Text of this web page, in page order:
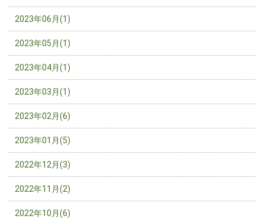
2023年06月(1)
2023年05月(1)
2023年04月(1)
2023年03月(1)
2023年02月(6)
2023年01月(5)
2022年12月(3)
2022年11月(2)
2022年10月(6)